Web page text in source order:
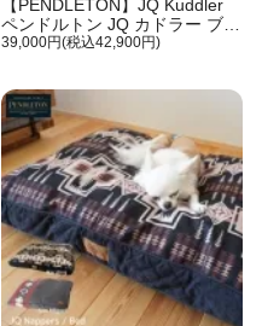
【PENDLETON】JQ Kuddler
ペンドルトン JQ カドラー ブラ
ック_BK/ Harding グレー_GY/
39,000円(税込42,900円)